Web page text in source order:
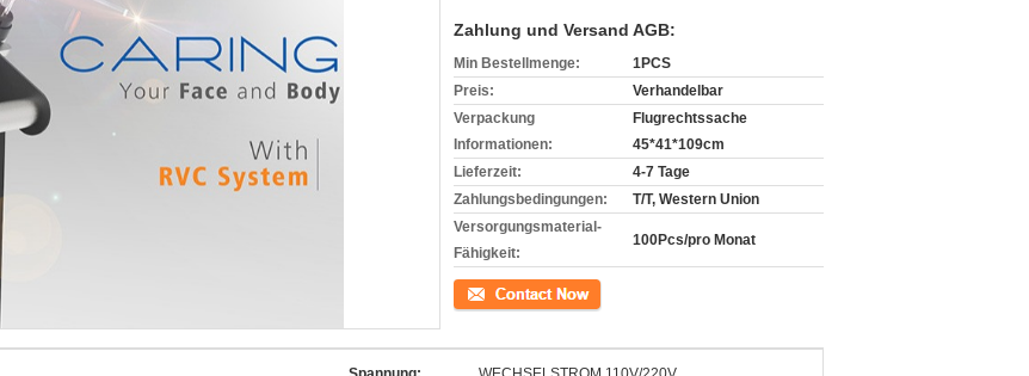
Zahlung und Versand AGB:
Min Bestellmenge:
1PCS
Preis:
Verhandelbar
Verpackung
Informationen:
Flugrechtssache
45*41*109cm
Lieferzeit:
4-7 Tage
Zahlungsbedingungen:
T/T, Western Union
Versorgungsmaterial-
Fähigkeit:
100Pcs/pro Monat
Kontakt